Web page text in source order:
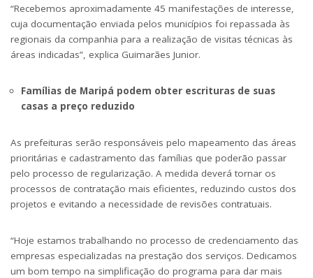
“Recebemos aproximadamente 45 manifestações de interesse,
cuja documentação enviada pelos municípios foi repassada às
regionais da companhia para a realização de visitas técnicas às
áreas indicadas”, explica Guimarães Junior.
Famílias de Maripá podem obter escrituras de suas
casas a preço reduzido
As prefeituras serão responsáveis pelo mapeamento das áreas
prioritárias e cadastramento das famílias que poderão passar
pelo processo de regularização. A medida deverá tornar os
processos de contratação mais eficientes, reduzindo custos dos
projetos e evitando a necessidade de revisões contratuais.
“Hoje estamos trabalhando no processo de credenciamento das
empresas especializadas na prestação dos serviços. Dedicamos
um bom tempo na simplificação do programa para dar mais